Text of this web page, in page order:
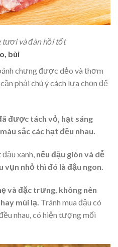
tươi và đàn hồi tốt
bùi
chưng được dẻo và thơm
phải chú ý cách lựa chọn để
được tách vỏ, hạt sáng
sắc các hạt đều nhau.
xanh, nếu đậu giòn và dễ
vụn nhỏ thì đó là đậu ngon.
và đặc trưng, không nên
mùi lạ. Tránh mua đậu có
nhau, có hiện tượng mối